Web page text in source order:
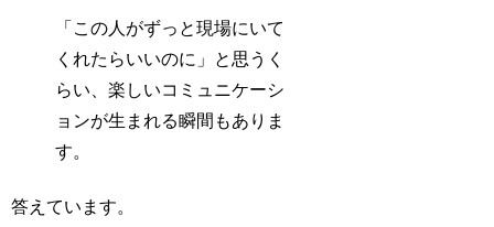
「この人がずっと現場にいて
くれたらいいのに」と思うく
らい、楽しいコミュニケーシ
ョンが生まれる瞬間もありま
す。
答えています。